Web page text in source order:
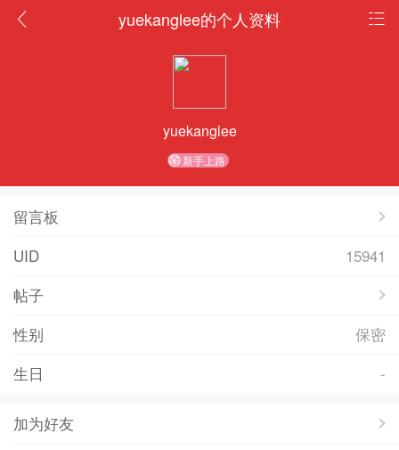
yuekanglee的个人资料
yuekanglee
新手上路
留言板
UID
15941
帖子
性别
保密
生日
-
加为好友